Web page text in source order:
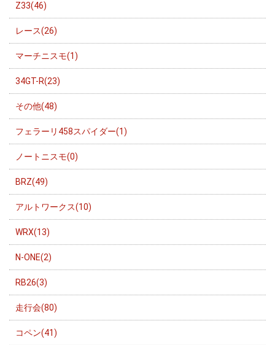
Z33(46)
レース(26)
マーチニスモ(1)
34GT-R(23)
その他(48)
フェラーリ458スパイダー(1)
ノートニスモ(0)
BRZ(49)
アルトワークス(10)
WRX(13)
N-ONE(2)
RB26(3)
走行会(80)
コペン(41)